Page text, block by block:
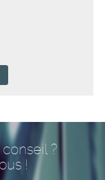
ses voeux les
heureuse année
?
!